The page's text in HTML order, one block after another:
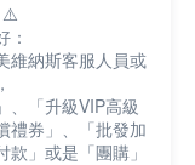
⚠️
：
維納斯客服人員或
、「升級VIP高級
禮券」、「批發加
款」或是「團購」